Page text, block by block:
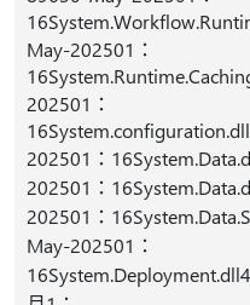
May-202501：
202501：
202501：
202501：
202501：
May-202501：